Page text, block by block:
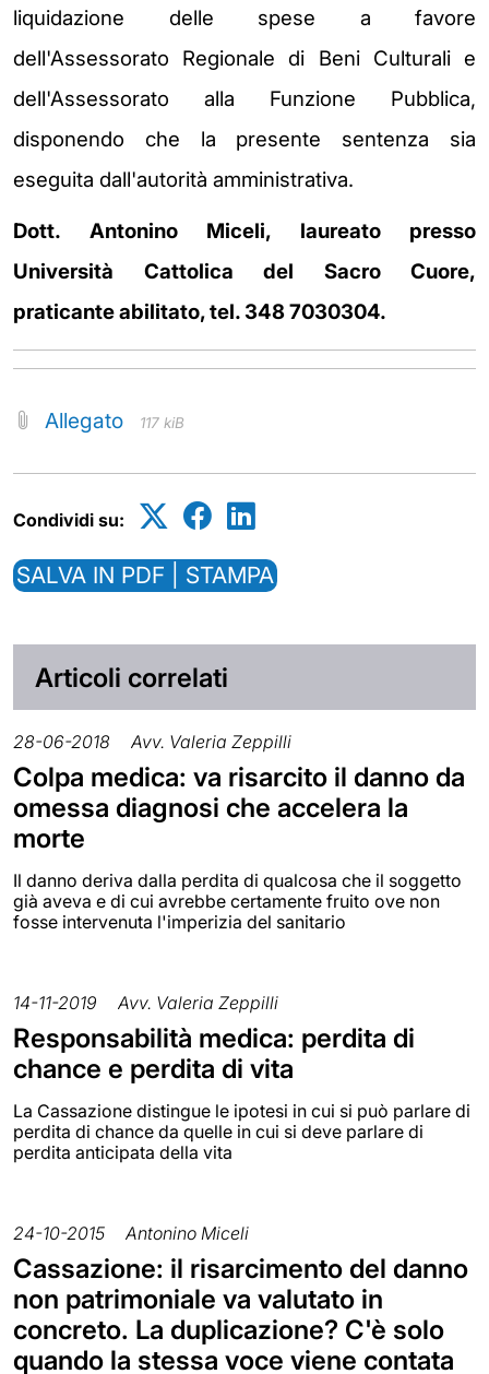
liquidazione delle spese a favore
dell'Assessorato Regionale di Beni Culturali e
dell'Assessorato alla Funzione Pubblica,
disponendo che la presente sentenza sia
eseguita dall'autorità amministrativa.
Dott. Antonino Miceli, laureato presso
Università Cattolica del Sacro Cuore,
praticante abilitato, tel. 348 7030304.
Allegato 117 kiB
Condividi su:
SALVA IN PDF | STAMPA
Articoli correlati
28-06-2018 Avv. Valeria Zeppilli
Colpa medica: va risarcito il danno da
omessa diagnosi che accelera la
morte
Il danno deriva dalla perdita di qualcosa che il soggetto
già aveva e di cui avrebbe certamente fruito ove non
fosse intervenuta l'imperizia del sanitario
14-11-2019 Avv. Valeria Zeppilli
Responsabilità medica: perdita di
chance e perdita di vita
La Cassazione distingue le ipotesi in cui si può parlare di
perdita di chance da quelle in cui si deve parlare di
perdita anticipata della vita
24-10-2015 Antonino Miceli
Cassazione: il risarcimento del danno
non patrimoniale va valutato in
concreto. La duplicazione? C'è solo
quando la stessa voce viene contata